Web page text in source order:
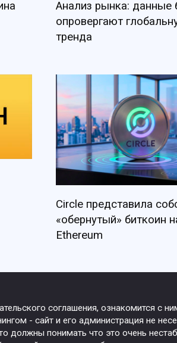
Анализ рынка: данные
опровергают
тренда
Circle представила
«обернутый» биткоин
Ethereum
соглашения, ознакомится с
- сайт и его администрация не
должны понимать что это очень